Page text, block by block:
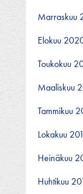
Marraskuu
Elokuu
Toukokuu
Maaliskuu
Tammikuu
Lokakuu
Heinäkuu
Huhtikuu